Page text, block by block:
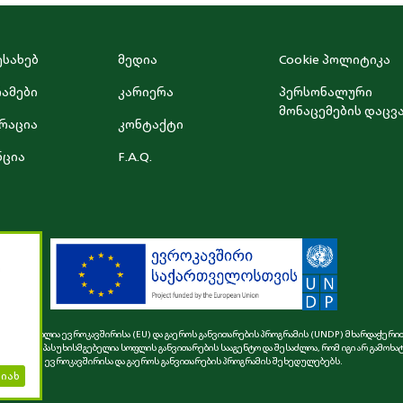
მედია
კარიერა
კონტაქტი
F.A.Q.
Cookie პოლიტიკა
პერსონალური
მონაცემების დაცვა
შექმნილია ევროკავშირისა (EU) და გაეროს განვითარების პროგრამის (UNDP)
სრულად პასუხისმგებელია სოფლის განვითარების სააგენტო და შესაძლოა, რომ იგი არ
ევროკავშირისა და გაეროს განვითარების პროგრამის შეხედულებებს.